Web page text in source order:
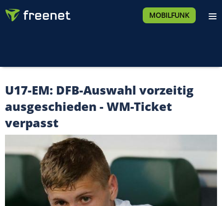
MOBILFUNK
U17-EM: DFB-Auswahl vorzeitig
ausgeschieden - WM-Ticket
verpasst